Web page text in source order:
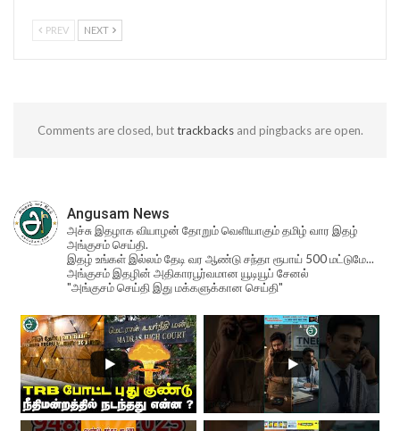
PREV NEXT
Comments are closed, buttrackbacksand pingbacks are open.
Angusam News
அச்சு இதழாக வியாழன் தோறும் வெளியாகும் தமிழ் வார இதழ்
அங்குசம் செய்தி.
இதழ் உங்கள் இல்லம் தேடி வர ஆண்டு சந்தா ரூபாய் 500 மட்டுமே...
அங்குசம் இதழின் அதிகாரபூர்வமான யூடியூப் சேனல்
"அங்குசம் செய்தி இது மக்களுக்கான செய்தி"